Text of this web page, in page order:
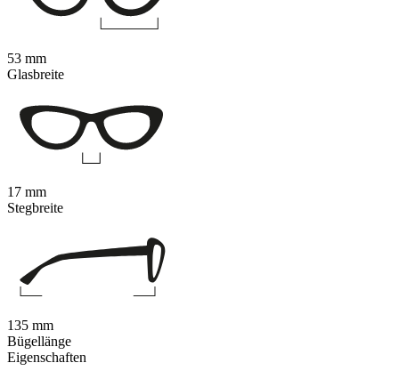
Eigenschaften
53 mm
Glasbreite
17 mm
Stegbreite
135 mm
Bügellänge